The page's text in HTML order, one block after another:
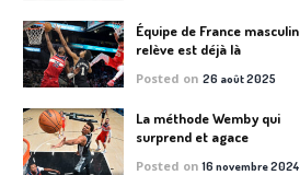
Équipe de France
relève est déjà là
Posted on26 août 2025
La méthode Wemby qui
surprend et agace
Posted on16 novembre 2024